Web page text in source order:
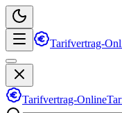
Tarifvertrag-
Tarifvertrag-Online